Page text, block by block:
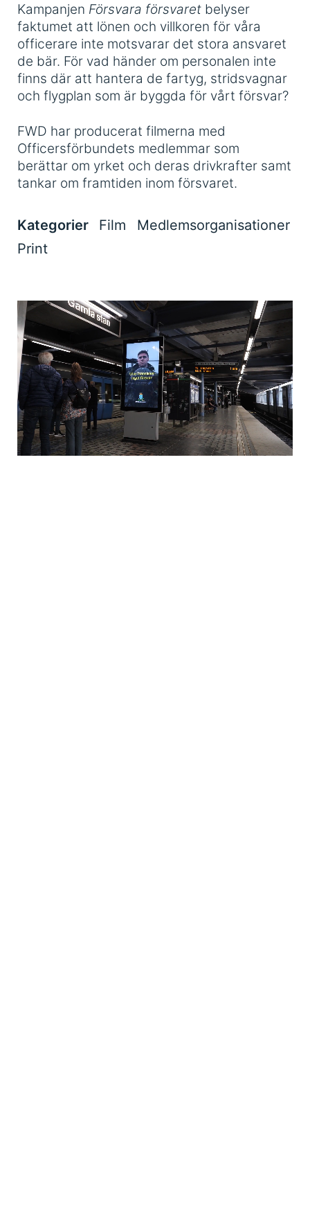
Kampanjen Försvara försvaret belyser
faktumet att lönen och villkoren för våra
officerare inte motsvarar det stora ansvaret
de bär. För vad händer om personalen inte
finns där att hantera de fartyg, stridsvagnar
och flygplan som är byggda för vårt försvar?
FWD har producerat filmerna med
Officersförbundets medlemmar som
berättar om yrket och deras drivkrafter samt
tankar om framtiden inom försvaret.
Kategorier Film
Medlemsorganisationer
Print